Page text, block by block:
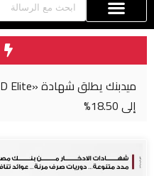
إلى 18.50%